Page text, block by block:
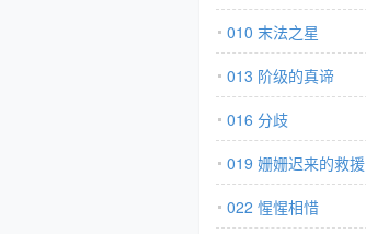
010 末法之星
013 阶级的真谛
016 分歧
019 姗姗迟来的救援
022 惺惺相惜